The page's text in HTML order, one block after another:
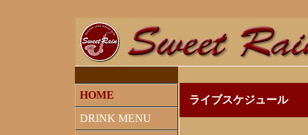
HOME
DRINK MENU
ライブスケジュール